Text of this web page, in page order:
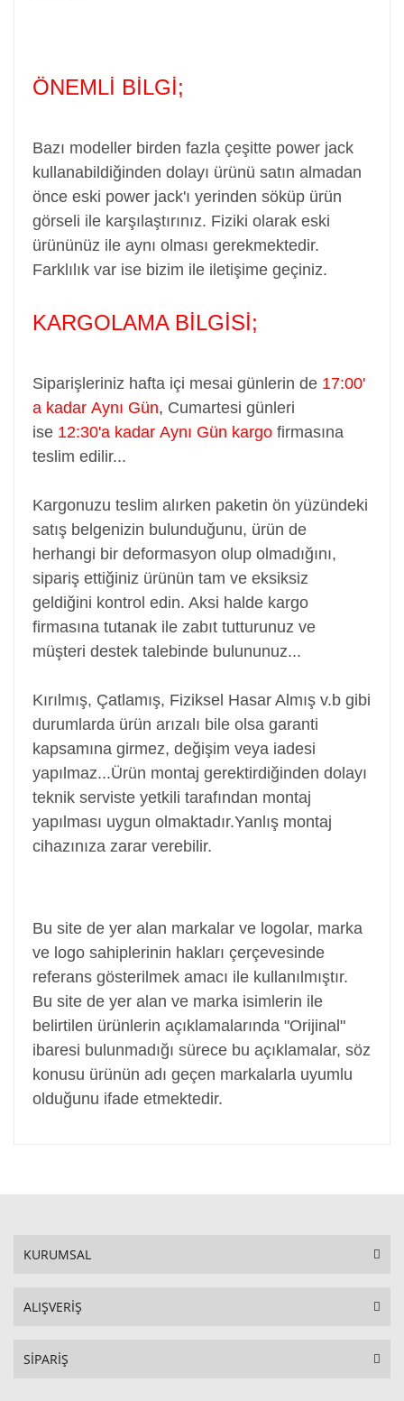
ÖNEMLİ BİLGİ;
Bazı modeller birden fazla çeşitte power jack
kullanabildiğinden dolayı ürünü satın almadan
önce eski power jack'ı yerinden söküp ürün
görseli ile karşılaştırınız. Fiziki olarak eski
ürününüz ile aynı olması gerekmektedir.
Farklılık var ise bizim ile iletişime geçiniz.
KARGOLAMA BİLGİSİ;
Siparişleriniz hafta içi mesai günlerin de 17:00'
a kadar Aynı Gün, Cumartesi günleri
ise 12:30'a kadar Aynı Gün kargo firmasına
teslim edilir...
Kargonuzu teslim alırken paketin ön yüzündeki
satış belgenizin bulunduğunu, ürün de
herhangi bir deformasyon olup olmadığını,
sipariş ettiğiniz ürünün tam ve eksiksiz
geldiğini kontrol edin. Aksi halde kargo
firmasına tutanak ile zabıt tutturunuz ve
müşteri destek talebinde bulununuz...
Kırılmış, Çatlamış, Fiziksel Hasar Almış v.b gibi
durumlarda ürün arızalı bile olsa garanti
kapsamına girmez, değişim veya iadesi
yapılmaz...Ürün montaj gerektirdiğinden dolayı
teknik serviste yetkili tarafından montaj
yapılması uygun olmaktadır.Yanlış montaj
cihazınıza zarar verebilir.
Bu site de yer alan markalar ve logolar, marka
ve logo sahiplerinin hakları çerçevesinde
referans gösterilmek amacı ile kullanılmıştır.
Bu site de yer alan ve marka isimlerin ile
belirtilen ürünlerin açıklamalarında "Orijinal"
ibaresi bulunmadığı sürece bu açıklamalar, söz
konusu ürünün adı geçen markalarla uyumlu
olduğunu ifade etmektedir.
KURUMSAL
ALIŞVERİŞ
SİPARİŞ